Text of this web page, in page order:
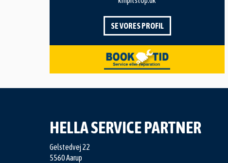
SE VORES PROFIL
HELLA SERVICE PARTNER
Gelstedvej 22
5560 Aarup